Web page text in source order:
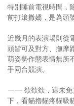
特別睡前電視時間，
前打滾撒嬌，是為頭
近幾月的表演場則從
頭皆可及對方、撫摩
萌姿勢作態表情無所
手同台競演。
—— 欸欸欸，這未免
下，看貓擼貓疼貓吸